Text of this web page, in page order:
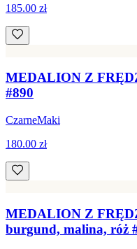
185.00 zł
MEDALION Z
#890
CzarneMaki
180.00 zł
MEDALION Z
burgund, malina, róż